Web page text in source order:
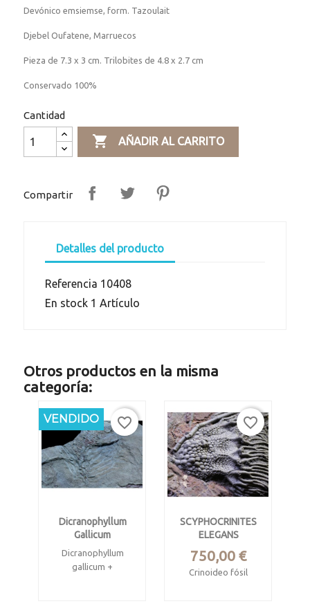
Devónico emsiemse, form. Tazoulait
Djebel Oufatene, Marruecos
Pieza de 7.3 x 3 cm. Trilobites de 4.8 x 2.7 cm
Conservado 100%
Cantidad
 AÑADIR AL CARRITO
Compartir
Detalles del producto
Referencia 10408
En stock 1 Artículo
Otros productos en la misma
categoría:
Dicranophyllum
Gallicum
Dicranophyllum
gallicum +
VENDIDO favorite_border
SCYPHOCRINITES
ELEGANS
Precio
750,00 €
Crinoideo fósil
favorite_border